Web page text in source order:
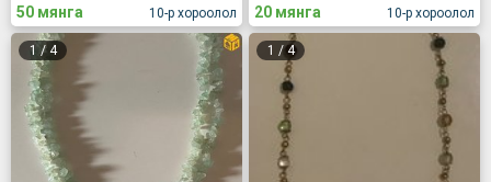
10-р хороолол
50 мянга 10-р хороолол
20 мянга
1/ 4 1 /4